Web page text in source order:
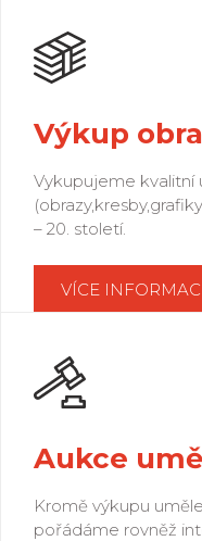
Výkup
Vykupujeme kvalitní
– 20. století.
VÍCE
Aukce
Kromě výkupu
pořádáme rovněž